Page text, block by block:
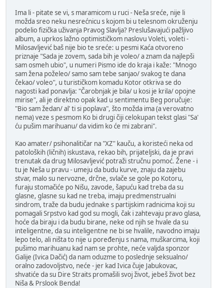
Ima li - pitate se vi, s maramicom u ruci - Neša sreće, nije li
možda sreo neku nesrećnicu s kojom bi u telesnom okruženju
podelio fizička uživanja Pravog Slavlja? Preslušavajući pažljivo
album, a uprkos lažno optimističkom naslovu Voleti, voleti -
Milosavljević baš nije bio te sreće: u pesmi Kaća otvoreno
priznaje "Sada je zovem, sada bih je voleo/ a znam da najlepši
sam osmeh ubio", u numeri Pismo ide do kraja i kaže: "Mnogo
sam žena poželeo/ samo sam tebe sanjao/ svakog te dana
čekao/ voleo", u turističkom komadu Kotor otkriva se do
nagosti kad ponavlja: "Čarobnjak je bila/ u kosi je krila/ opojne
mirise", ali je direktno opak kad u sentimentu Beg poručuje:
"Bio sam žedan/ al' ti si poplava", što možda ima (a verovatno
nema) veze s pesmom Ko bi drugi čiji celokupan tekst glasi "Sa'
ću pušim marihuanu/ da vidim ko će mi zabrani".
Kao amater/ psihonalitičar na "XZ" kauču, a koristeći neka od
patoloških (ličnih) iskustava, rekao bih, prijateljski, da je pravi
trenutak da drug Milosavljević potraži stručnu pomoć. Žene - i
tu je Neša u pravu - umeju da budu kurve, znaju da zajebu
stvar, malo su nervozne, drčne, svlače se gole po Kotoru,
furaju stomačiće po Nišu, zavode, šapuću kad treba da su
glasne, glasne su kad ne treba, imaju predmenstrualni
sindrom, traže da budu jednake s partijskim radnicima koji su
pomagali Srpstvo kad god su mogli, čak i zahtevaju pravo glasa,
hoće da biraju i da budu birane, neke od njih se hvale da su
inteligentne, da su inteligentne ne bi se hvalile, navodno imaju
lepo telo, ali ništa to nije u poređenju s nama, muškarcima, koji
pušimo marihuanu kad nam se prohte, neće valjda sponzor
Galije (Ivica Dačić) da nam oduzme to poslednje seksualno/
oralno zadovoljstvo, neće - jer kad Ivica čuje Jabukovac,
shvatiće da su Dire Straits promašili svoj život, jebeš život bez
Niša & Prslook Benda!